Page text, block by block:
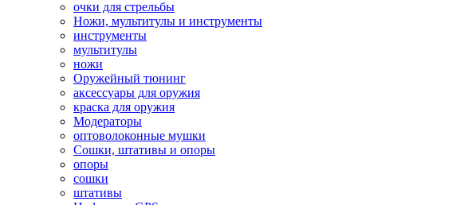
очки для стрельбы
Ножи, мультитулы и инструменты
инструменты
мультитулы
ножи
Оружейный тюнинг
аксессуары для оружия
краска для оружия
Модераторы
оптоволоконные мушки
Сошки, штативы и опоры
опоры
сошки
штативы